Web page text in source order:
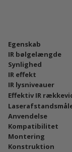
Egenskab
IR bølgelængde
Synlighed
IR effekt
IR lysniveauer
Effektiv IR
Anvendelse
Kompatibilitet
Montering
Konstruktion